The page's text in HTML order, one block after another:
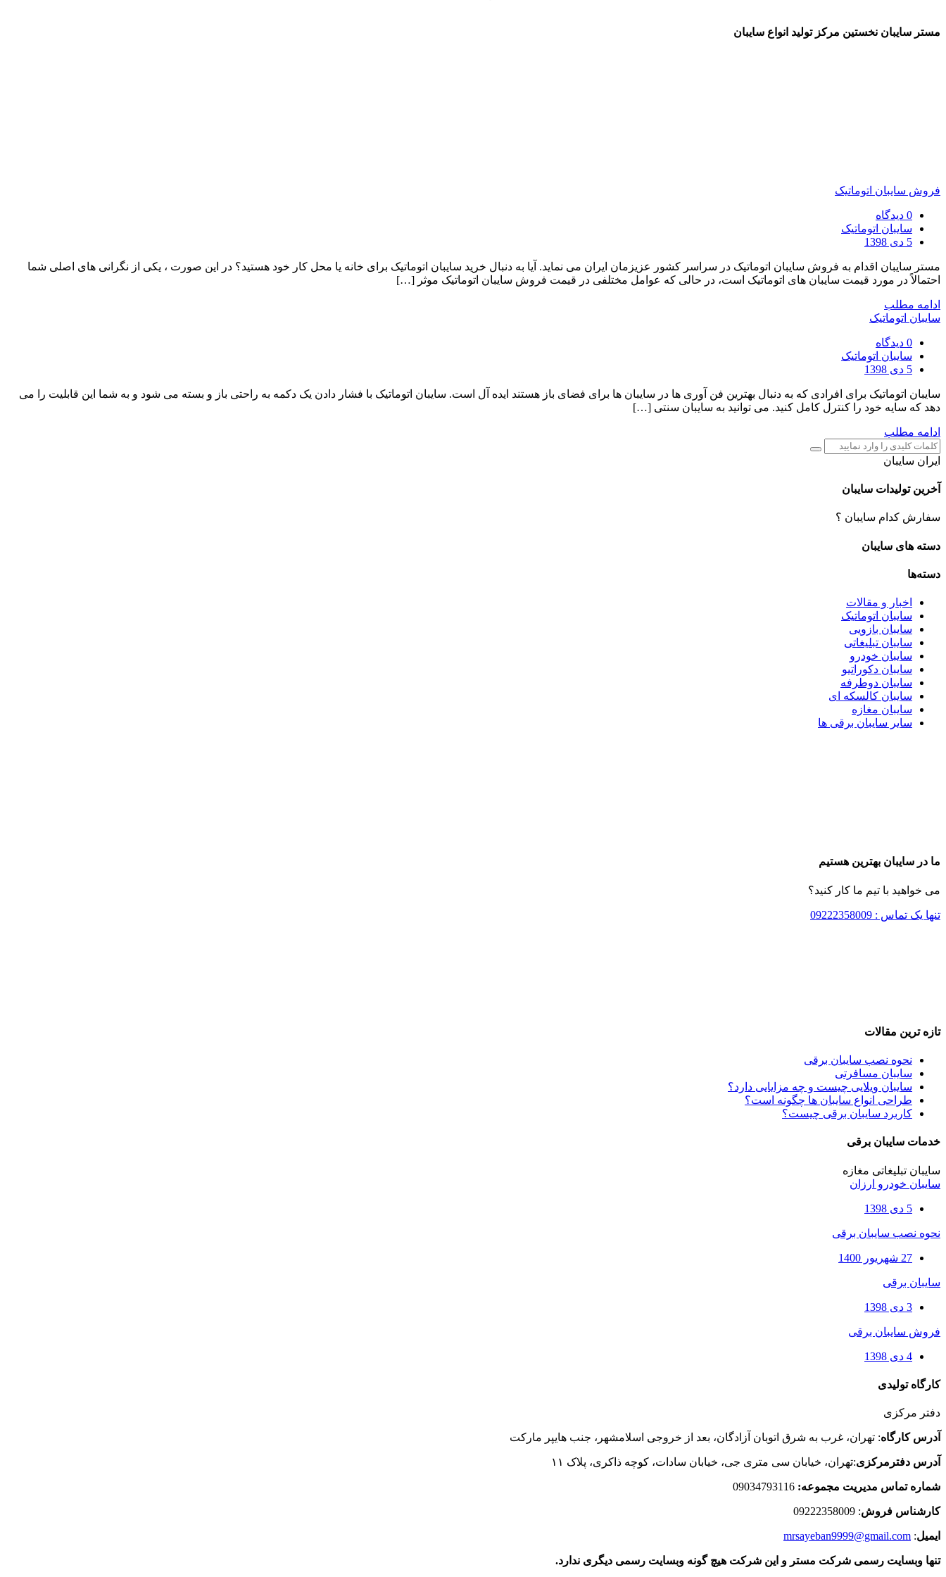
مستر سایبان نخستین مرکز تولید انواع سایبان
فروش سایبان اتوماتیک
0 دیدگاه
سایبان اتوماتیک
5 دی 1398
مستر سایبان اقدام به فروش سایبان اتوماتیک در سراسر کشور عزیزمان ایران می نماید. آیا به دنبال خرید سایبان اتوماتیک برای خانه یا محل کار خود هستید؟ در این صورت ، یکی از نگرانی های اصلی شما
احتمالاً در مورد قیمت سایبان های اتوماتیک است، در حالی که عوامل مختلفی در قیمت فروش سایبان اتوماتیک موثر […]
ادامه مطلب
سایبان اتوماتیک
0 دیدگاه
سایبان اتوماتیک
5 دی 1398
سایبان اتوماتیک برای افرادی که به دنبال بهترین فن آوری ها در سایبان ها برای فضای باز هستند ایده آل است. سایبان اتوماتیک با فشار دادن یک دکمه به راحتی باز و بسته می شود و به شما این قابلیت را می
دهد که سایه خود را کنترل کامل کنید. می توانید به سایبان سنتی […]
ادامه مطلب
ایران سایبان
آخرین تولیدات سایبان
سفارش کدام سایبان ؟
دسته های سایبان
دسته‌ها
اخبار و مقالات
سایبان اتوماتیک
سایبان بازویی
سایبان تبلیغاتی
سایبان خودرو
سایبان دکوراتیو
سایبان دوطرفه
سایبان کالسکه ای
سایبان مغازه
سایر سایبان برقی ها
ما در سایبان بهترین هستیم
می خواهید با تیم ما کار کنید؟
تنها یک تماس : 09222358009
تازه ترین مقالات
نحوه نصب سایبان برقی
سایبان مسافرتی
سایبان ویلایی چیست و چه مزایایی دارد؟
طراحی انواع سایبان ها چگونه است؟
کاربرد سایبان برقی چیست؟
خدمات سایبان برقی
سایبان تبلیغاتی مغازه
سایبان خودرو ارزان
5 دی 1398
نحوه نصب سایبان برقی
27 شهریور 1400
سایبان برقی
3 دی 1398
فروش سایبان برقی
4 دی 1398
کارگاه تولیدی
دفتر مرکزی
آدرس کارگاه: تهران، غرب به شرق اتوبان آزادگان، بعد از خروجی اسلامشهر، جنب هایپر مارکت
آدرس دفترمرکزی:تهران، خیابان سی متری جی، خیابان سادات، کوچه ذاکری، پلاک ۱۱
شماره تماس مدیریت مجموعه: 09034793116
کارشناس فروش: 09222358009
ایمیل:
mrsayeban9999@gmail.com
تنها وبسایت رسمی شرکت مستر و این شرکت هیچ گونه وبسایت رسمی دیگری ندارد.